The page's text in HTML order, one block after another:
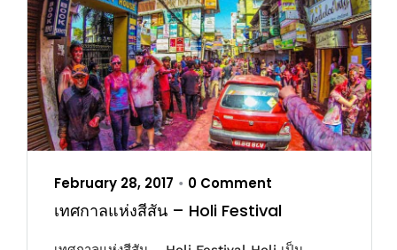
February 28, 2017 • 0 Comment
เทศกาลแห่งสีสัน – Holi Festival